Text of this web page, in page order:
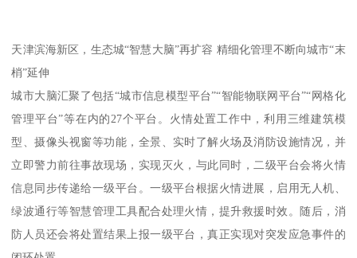
天津滨海新区，生态城“智慧大脑”再扩容 精细化管理不断向城市“末
梢”延伸
城市大脑汇聚了包括“城市信息模型平台”“智能物联网平台”“网格化
管理平台”等在内的27个平台。火情处置工作中，利用三维建筑模
型、摄像头视窗等功能，全景、实时了解火场及消防设施情况，并
立即警力前往事故现场，实现灭火，与此同时，二级平台会将火情
信息同步传递给一级平台。一级平台根据火情进展，启用无人机、
绿波通行等智慧管理工具配合处理火情，提升救援时效。随后，消
防人员还会将处置结果上报一级平台，真正实现对突发应急事件的